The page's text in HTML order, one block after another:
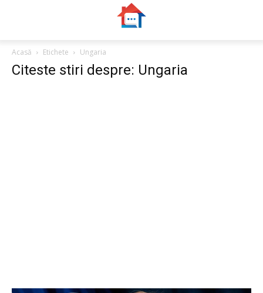
Acasă Etichete Ungaria
Citeste stiri despre: Ungaria